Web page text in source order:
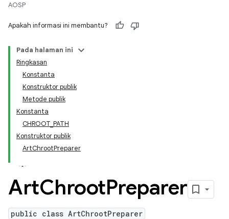
AOSP
Apakah informasi ini membantu?
Pada halaman ini
Ringkasan
Konstanta
Konstruktor publik
Metode publik
Konstanta
CHROOT_PATH
Konstruktor publik
ArtChrootPreparer
ArtChrootPreparer
public class ArtChrootPreparer